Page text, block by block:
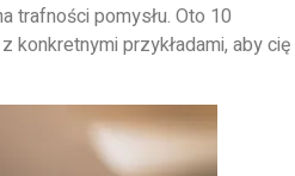
trafności pomysłu. Oto 10
przykładami, aby cię